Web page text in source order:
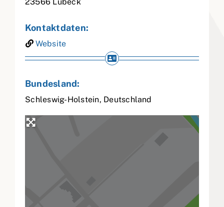
Kontaktdaten:
Website
Bundesland:
Schleswig-Holstein, Deutschland